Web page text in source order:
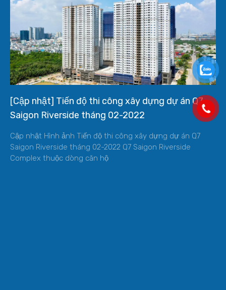
[Cập nhật] Tiến độ thi công xây dựng dự án Q7
Saigon Riverside tháng 02-2022
Cập nhật Hình ảnh Tiến độ thi công xây dựng dự án Q7
Saigon Riverside tháng 02-2022 Q7 Saigon Riverside
Complex thuộc dòng căn hộ